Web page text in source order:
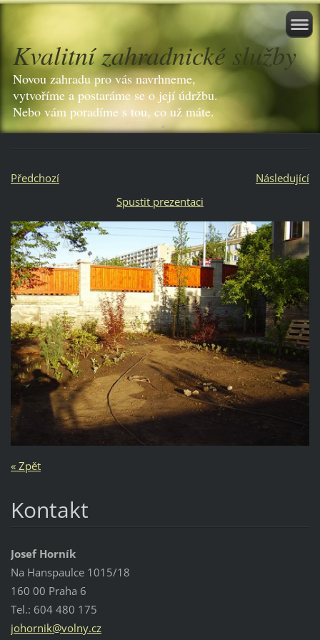
Kvalitní zahradnické služby
Novou zahradu pro vás navrhneme,
vytvoříme a postaráme se o její údržbu.
Nebo vám poradíme s tou, co už máte.
Předchozí
Následující
Spustit prezentaci
« Zpět
Kontakt
Josef Horník
Na Hanspaulce 1015/18
160 00 Praha 6
Tel.: 604 480 175
johornik@volny.cz